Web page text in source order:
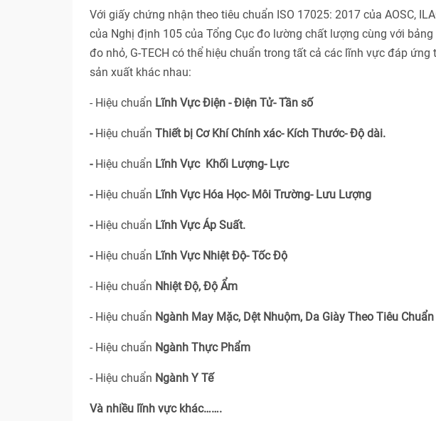
Với giấy chứng nhận theo tiêu chuẩn ISO 17025: 2017 của AOSC,
của Nghị định 105 của Tổng Cục đo lường chất lượng cùng với
đo nhỏ, G-TECH có thể hiệu chuẩn trong tất cả các lĩnh vực đáp
sản xuất khác nhau:
- Hiệu chuẩn Lĩnh Vực Điện - Điện Tử- Tần số
- Hiệu chuẩn Thiết bị Cơ Khí Chính xác- Kích Thước- Độ dài.
- Hiệu chuẩn Lĩnh Vực Khối Lượng- Lực
- Hiệu chuẩn Lĩnh Vực Hóa Học- Môi Trường- Lưu Lượng
- Hiệu chuẩn Lĩnh Vực Áp Suất.
-Hiệu chuẩn Lĩnh Vực Nhiệt Độ- Tốc Độ
- Hiệu chuẩn Nhiệt Độ, Độ Ẩm
- Hiệu chuẩn Ngành May Mặc, Dệt Nhuộm, Da Giày Theo Tiêu Chuẩn
- Hiệu chuẩn Ngành Thực Phẩm
- Hiệu chuẩn Ngành Y Tế
Và nhiều lĩnh vực khác…….